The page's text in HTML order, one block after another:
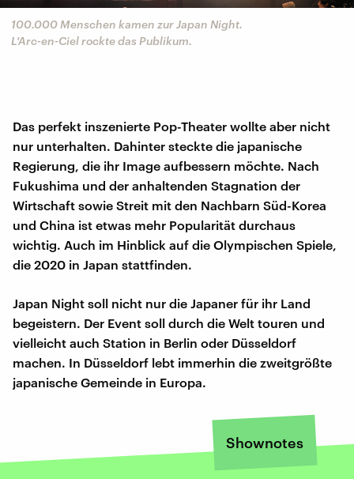
100.000 Menschen kamen zur Japan Night.
L'Arc-en-Ciel rockte das Publikum.
Das perfekt inszenierte Pop-Theater wollte aber nicht
nur unterhalten. Dahinter steckte die japanische
Regierung, die ihr Image aufbessern möchte. Nach
Fukushima und der anhaltenden Stagnation der
Wirtschaft sowie Streit mit den Nachbarn Süd-Korea
und China ist etwas mehr Popularität durchaus
wichtig. Auch im Hinblick auf die Olympischen Spiele,
die 2020 in Japan stattfinden.
Japan Night soll nicht nur die Japaner für ihr Land
begeistern. Der Event soll durch die Welt touren und
vielleicht auch Station in Berlin oder Düsseldorf
machen. In Düsseldorf lebt immerhin die zweitgrößte
japanische Gemeinde in Europa.
Shownotes